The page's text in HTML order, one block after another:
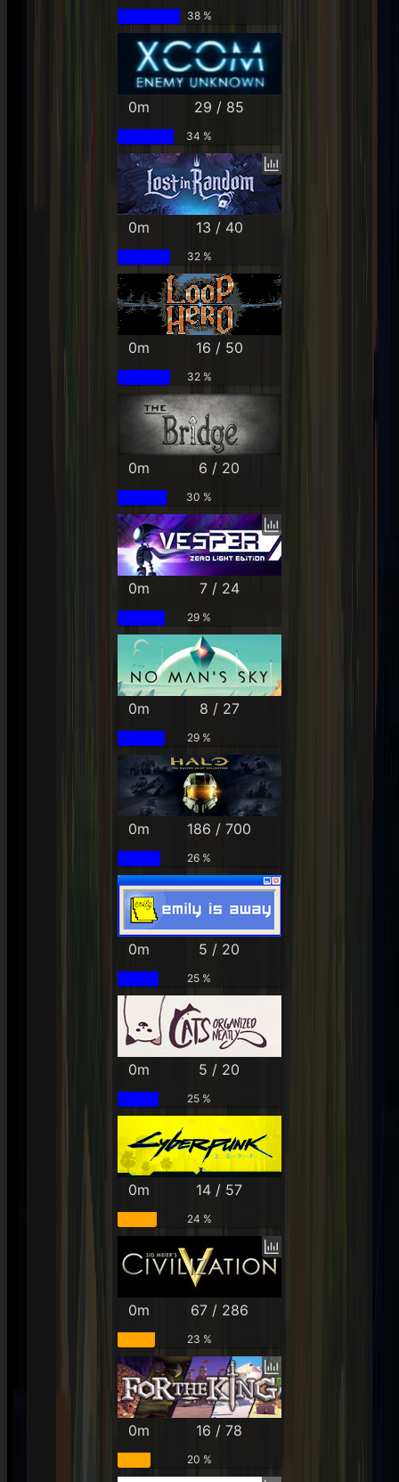
38 %
0m 29 / 85
34 %
0m 13 / 40
32 %
0m 16 / 50
32 %
0m 6 / 20
30 %
0m 7 / 24
29 %
0m 8 / 27
29 %
0m 186 / 700
26 %
0m 5 / 20
25 %
0m 5 / 20
25 %
0m 14 / 57
24 %
0m 67 / 286
23 %
0m 16 / 78
20 %